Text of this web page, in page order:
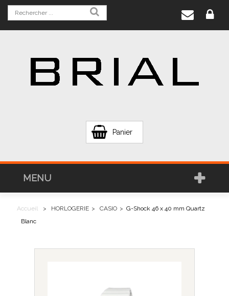
Panier
MENU
Accueil > HORLOGERIE > CASIO > G-Shock 46 x 40 mm Quartz
Blanc